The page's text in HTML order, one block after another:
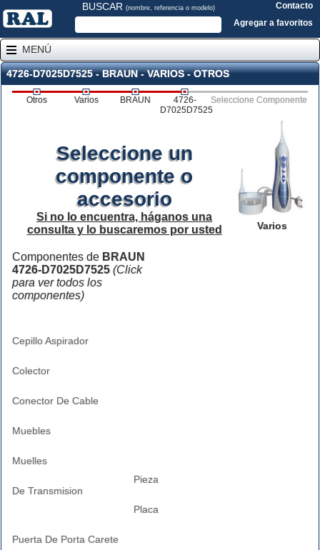
BUSCAR (nombre, referencia o modelo)
Contacto
Agregar a favoritos
MENÚ
4726-D7025D7525 - BRAUN - VARIOS - OTROS
Otros Varios BRAUN
4726-
D7025D7525
Seleccione Componente
Varios
Seleccione un
componente o
accesorio
Si no lo encuentra, háganos una
consulta y lo buscaremos por usted
Componentes de BRAUN
4726-D7025D7525 (Click
para ver todos los
componentes)
Cepillo Aspirador
Colector
Conector De Cable
Muebles
Muelles
Pieza
De Transmision
Placa
Puerta De Porta Carete